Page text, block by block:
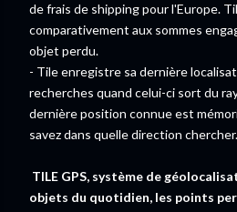
de frais de shipping pour l'Europe.
comparativement aux sommes
objet perdu.
- Tile enregistre sa dernière
recherches quand celui-ci sort du
dernière position connue est
savez dans quelle direction chercher.
TILE GPS, système de
objets du quotidien, les points